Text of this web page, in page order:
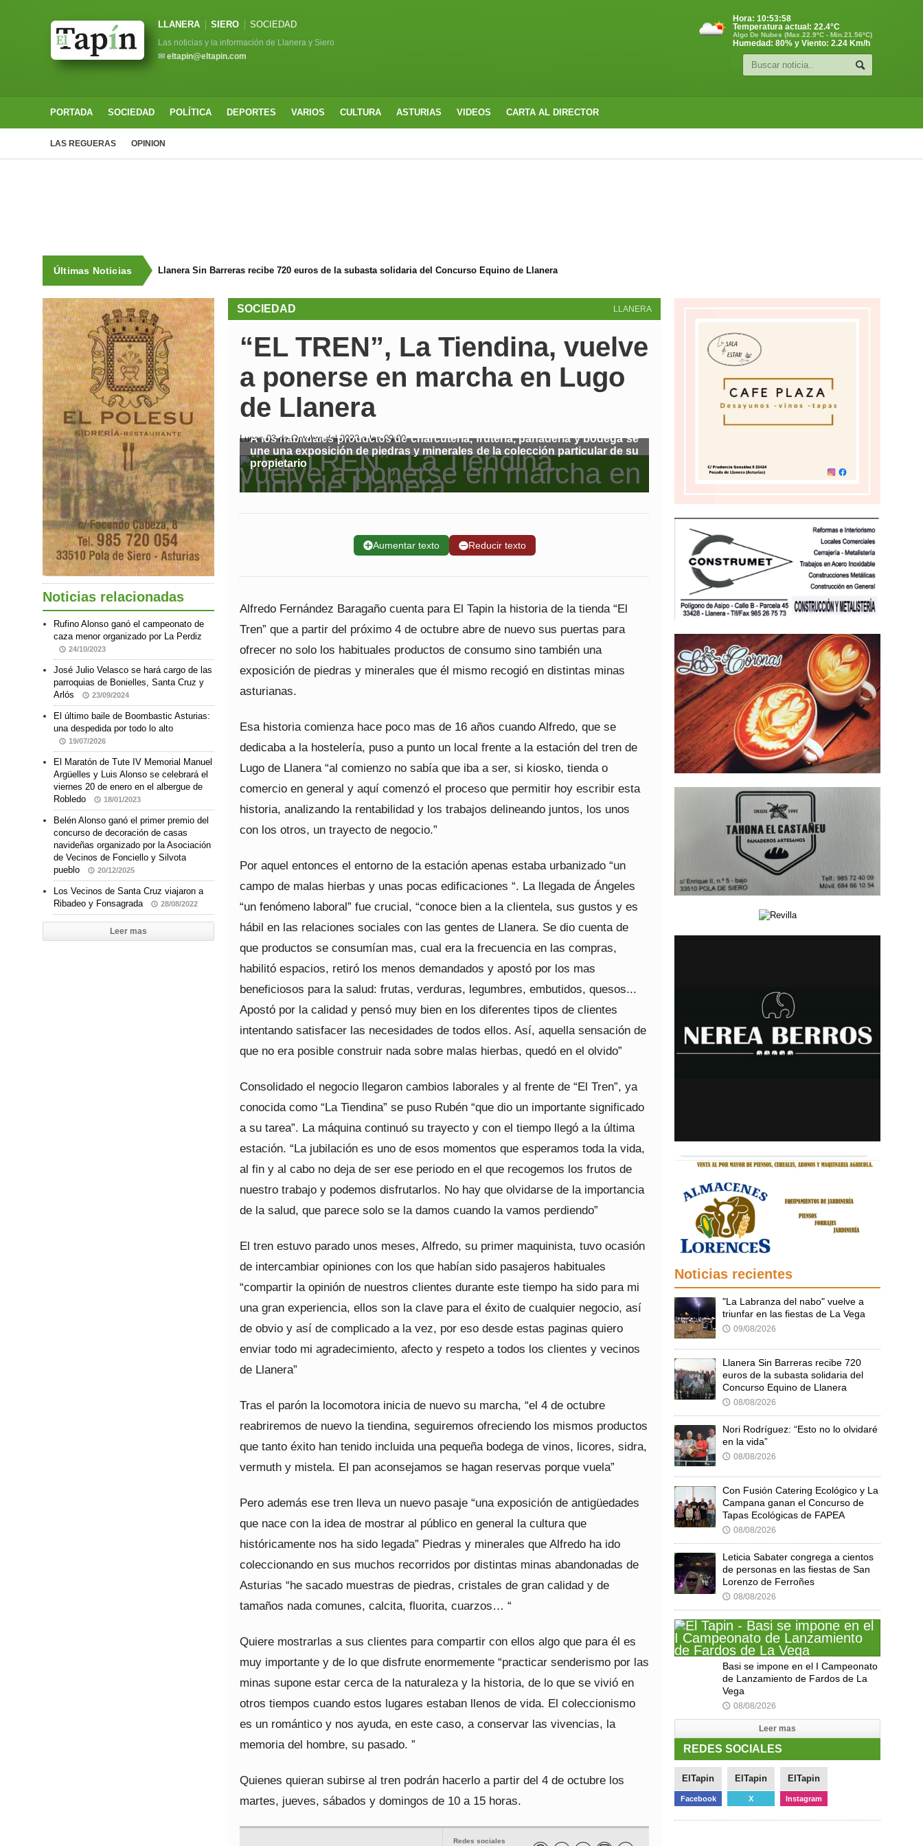
LLANERA SIERO SOCIEDAD
Las noticias y la información de Llanera y Siero
✉ eltapin@eltapin.com
Hora: 10:53:59
Temperatura actual: 22.4°C
Algo De Nubes (Max.22.9ºC - Min.21.56ºC)
Humedad: 80% y Viento: 2.24 Km/h
PORTADA SOCIEDAD POLÍTICA DEPORTES VARIOS CULTURA ASTURIAS VIDEOS CARTA AL DIRECTOR
LAS REGUERAS OPINION
Últimas Noticias Llanera Sin Barreras recibe 720 euros de la subasta solidaria del Concurso Equino de Llanera
LLANERA
SOCIEDAD
“EL TREN”, La Tiendina, vuelve
a ponerse en marcha en Lugo
de Llanera
Lunes 03 de Octubre del 2022 a las 00:00
A los habituales productos de charcutería, frutería, panadería y bodega se
une una exposición de piedras y minerales de la colección particular de su
propietario
➕Aumentar texto ➖Reducir texto
Alfredo Fernández Baragaño cuenta para El Tapin la historia de la tienda “El
Tren” que a partir del próximo 4 de octubre abre de nuevo sus puertas para
ofrecer no solo los habituales productos de consumo sino también una
exposición de piedras y minerales que él mismo recogió en distintas minas
asturianas.
Esa historia comienza hace poco mas de 16 años cuando Alfredo, que se
dedicaba a la hostelería, puso a punto un local frente a la estación del tren de
Lugo de Llanera “al comienzo no sabía que iba a ser, si kiosko, tienda o
comercio en general y aquí comenzó el proceso que permitir hoy escribir esta
historia, analizando la rentabilidad y los trabajos delineando juntos, los unos
con los otros, un trayecto de negocio.”
Por aquel entonces el entorno de la estación apenas estaba urbanizado “un
campo de malas hierbas y unas pocas edificaciones “. La llegada de Ángeles
“un fenómeno laboral” fue crucial, “conoce bien a la clientela, sus gustos y es
hábil en las relaciones sociales con las gentes de Llanera. Se dio cuenta de
que productos se consumían mas, cual era la frecuencia en las compras,
habilitó espacios, retiró los menos demandados y apostó por los mas
beneficiosos para la salud: frutas, verduras, legumbres, embutidos, quesos...
Apostó por la calidad y pensó muy bien en los diferentes tipos de clientes
intentando satisfacer las necesidades de todos ellos. Así, aquella sensación de
que no era posible construir nada sobre malas hierbas, quedó en el olvido”
Consolidado el negocio llegaron cambios laborales y al frente de “El Tren”, ya
conocida como “La Tiendina” se puso Rubén “que dio un importante significado
a su tarea”. La máquina continuó su trayecto y con el tiempo llegó a la última
estación. “La jubilación es uno de esos momentos que esperamos toda la vida,
al fin y al cabo no deja de ser ese periodo en el que recogemos los frutos de
nuestro trabajo y podemos disfrutarlos. No hay que olvidarse de la importancia
de la salud, que parece solo se la damos cuando la vamos perdiendo”
El tren estuvo parado unos meses, Alfredo, su primer maquinista, tuvo ocasión
de intercambiar opiniones con los que habían sido pasajeros habituales
“compartir la opinión de nuestros clientes durante este tiempo ha sido para mi
una gran experiencia, ellos son la clave para el éxito de cualquier negocio, así
de obvio y así de complicado a la vez, por eso desde estas paginas quiero
enviar todo mi agradecimiento, afecto y respeto a todos los clientes y vecinos
de Llanera”
Tras el parón la locomotora inicia de nuevo su marcha, “el 4 de octubre
reabriremos de nuevo la tiendina, seguiremos ofreciendo los mismos productos
que tanto éxito han tenido incluida una pequeña bodega de vinos, licores, sidra,
vermuth y mistela. El pan aconsejamos se hagan reservas porque vuela”
Pero además ese tren lleva un nuevo pasaje “una exposición de antigüedades
que nace con la idea de mostrar al público en general la cultura que
históricamente nos ha sido legada” Piedras y minerales que Alfredo ha ido
coleccionando en sus muchos recorridos por distintas minas abandonadas de
Asturias “he sacado muestras de piedras, cristales de gran calidad y de
tamaños nada comunes, calcita, fluorita, cuarzos… “
Quiere mostrarlas a sus clientes para compartir con ellos algo que para él es
muy importante y de lo que disfrute enormemente “practicar senderismo por las
minas supone estar cerca de la naturaleza y la historia, de lo que se vivió en
otros tiempos cuando estos lugares estaban llenos de vida. El coleccionismo
es un romántico y nos ayuda, en este caso, a conservar las vivencias, la
memoria del hombre, su pasado. ”
Quienes quieran subirse al tren podrán hacerlo a partir del 4 de octubre los
martes, jueves, sábados y domingos de 10 a 15 horas.
Redes sociales
Noticias relacionadas
Rufino Alonso ganó el campeonato de
caza menor organizado por La Perdiz
24/10/2023
José Julio Velasco se hará cargo de las
parroquias de Bonielles, Santa Cruz y
Arlós
23/09/2024
El último baile de Boombastic Asturias:
una despedida por todo lo alto
19/07/2026
El Maratón de Tute IV Memorial Manuel
Argüelles y Luis Alonso se celebrará el
viernes 20 de enero en el albergue de
Robledo
18/01/2023
Belén Alonso ganó el primer premio del
concurso de decoración de casas
navideñas organizado por la Asociación
de Vecinos de Fonciello y Silvota
pueblo
20/12/2025
Los Vecinos de Santa Cruz viajaron a
Ribadeo y Fonsagrada
28/08/2022
Leer mas
Noticias recientes
"La Labranza del nabo" vuelve a
triunfar en las fiestas de La Vega
🕔 09/08/2026
Llanera Sin Barreras recibe 720
euros de la subasta solidaria del
Concurso Equino de Llanera
🕔 08/08/2026
Nori Rodríguez: “Esto no lo olvidaré
en la vida”
🕔 08/08/2026
Con Fusión Catering Ecológico y La
Campana ganan el Concurso de
Tapas Ecológicas de FAPEA
🕔 08/08/2026
Leticia Sabater congrega a cientos
de personas en las fiestas de San
Lorenzo de Ferroñes
🕔 08/08/2026
Basi se impone en el I Campeonato
de Lanzamiento de Fardos de La
Vega
🕔 08/08/2026
Leer mas
REDES SOCIALES
ElTapin
Facebook
ElTapin
X
ElTapin
Instagram